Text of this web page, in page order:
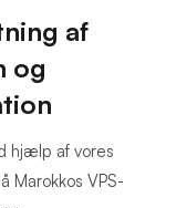
af
og
hjælp af vores
Marokkos VPS-